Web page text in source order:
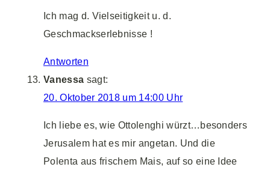
Ich mag d. Vielseitigkeit u. d.
Geschmackserlebnisse !
Antworten
Vanessa sagt:
20. Oktober 2018 um 14:00 Uhr
Ich liebe es, wie Ottolenghi würzt…besonders
Jerusalem hat es mir angetan. Und die
Polenta aus frischem Mais, auf so eine Idee